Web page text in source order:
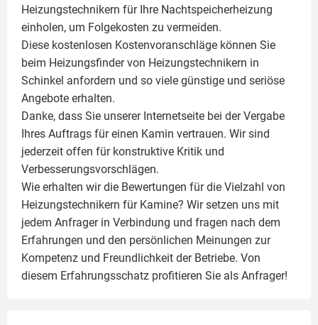
Heizungstechnikern für Ihre Nachtspeicherheizung
einholen, um Folgekosten zu vermeiden.
Diese kostenlosen Kostenvoranschläge können Sie
beim Heizungsfinder von Heizungstechnikern in
Schinkel anfordern und so viele günstige und seriöse
Angebote erhalten.
Danke, dass Sie unserer Internetseite bei der Vergabe
Ihres Auftrags für einen Kamin vertrauen. Wir sind
jederzeit offen für konstruktive Kritik und
Verbesserungsvorschlägen.
Wie erhalten wir die Bewertungen für die Vielzahl von
Heizungstechnikern für Kamine? Wir setzen uns mit
jedem Anfrager in Verbindung und fragen nach dem
Erfahrungen und den persönlichen Meinungen zur
Kompetenz und Freundlichkeit der Betriebe. Von
diesem Erfahrungsschatz profitieren Sie als Anfrager!